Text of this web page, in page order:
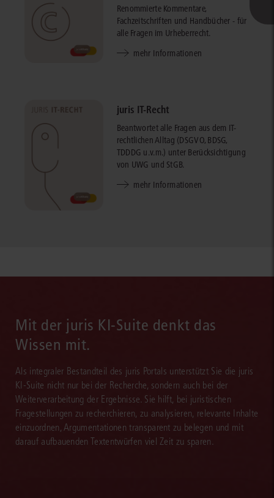
Renommierte Kommentare,
Fachzeitschriften und Handbücher - für
alle Fragen im Urheberrecht.
mehr Informationen
juris IT-Recht
Beantwortet alle Fragen aus dem IT-
rechtlichen Alltag (DSGVO, BDSG,
TDDDG u.v.m.) unter Berücksichtigung
von UWG und StGB.
mehr Informationen
Mit der juris KI-Suite denkt das
Wissen mit.
Als integraler Bestandteil des juris Portals unterstützt Sie die juris
KI-Suite nicht nur bei der Recherche, sondern auch bei der
Weiterverarbeitung der Ergebnisse. Sie hilft, bei juristischen
Fragestellungen zu recherchieren, zu analysieren, relevante Inhalte
einzuordnen, Argumentationen transparent zu belegen und mit
darauf aufbauenden Textentwürfen viel Zeit zu sparen.